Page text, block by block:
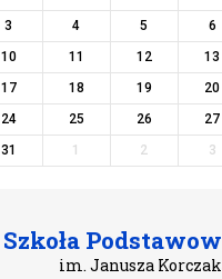
3 4 5 6
10 11 12 13
17 18 19 20
24 25 26 27
31 1 2 3
Szkoła
im. Janusza